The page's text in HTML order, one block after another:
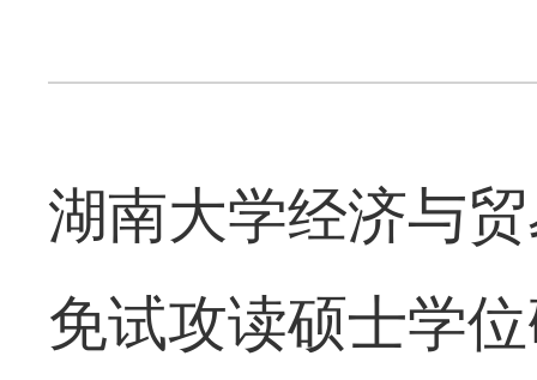
湖南大学经济与
免试攻读硕士学